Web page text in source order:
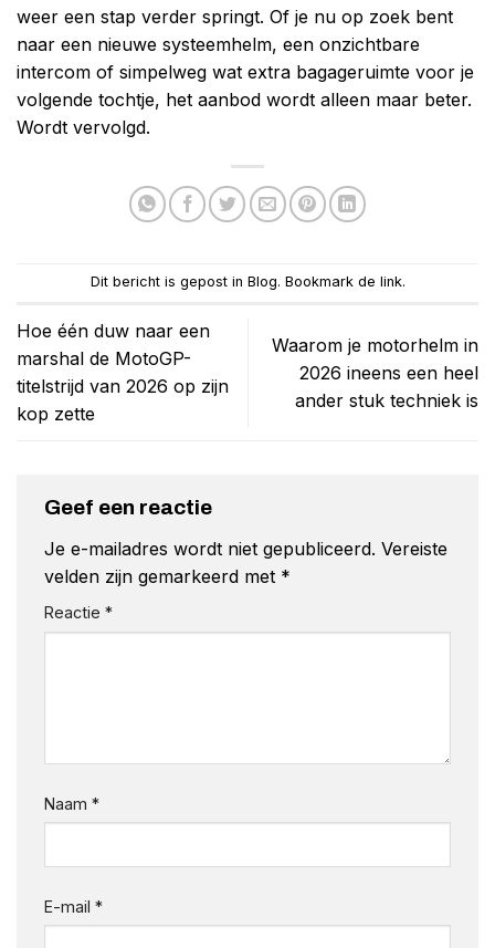
weer een stap verder springt. Of je nu op zoek bent
naar een nieuwe systeemhelm, een onzichtbare
intercom of simpelweg wat extra bagageruimte voor je
volgende tochtje, het aanbod wordt alleen maar beter.
Wordt vervolgd.
Dit bericht is gepost in Blog. Bookmark de link.
Hoe één duw naar een
marshal de MotoGP-
titelstrijd van 2026 op zijn
kop zette
Waarom je motorhelm in
2026 ineens een heel
ander stuk techniek is
Geef een reactie
Je e-mailadres wordt niet gepubliceerd. Vereiste
velden zijn gemarkeerd met *
Reactie *
Naam *
E-mail *